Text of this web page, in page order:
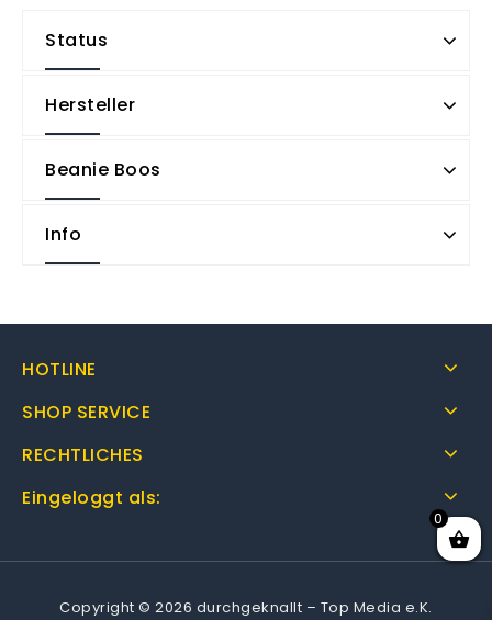
Status
Hersteller
Beanie Boos
Info
HOTLINE
SHOP SERVICE
RECHTLICHES
Eingeloggt als:
Copyright © 2026 durchgeknallt – Top Media e.K.
0